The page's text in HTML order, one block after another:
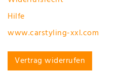
Hilfe
www.carstyling-xxl.com
Vertrag widerrufen